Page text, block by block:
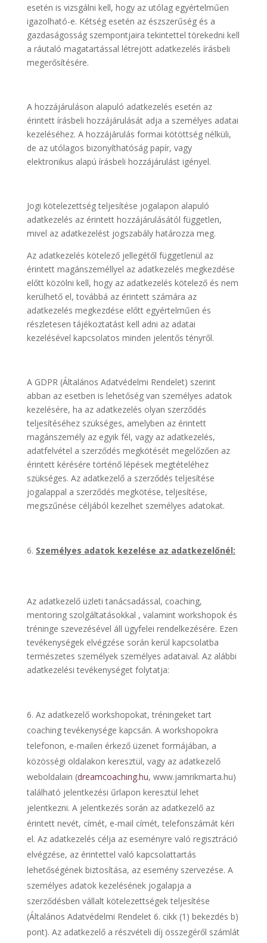
esetén is vizsgálni kell, hogy az utólag egyértelműen
igazolható-e. Kétség esetén az észszerűség és a
gazdaságosság szempontjaira tekintettel törekedni kell
a ráutaló magatartással létrejött adatkezelés írásbeli
megerősítésére.
A hozzájáruláson alapuló adatkezelés esetén az
érintett írásbeli hozzájárulását adja a személyes adatai
kezeléséhez. A hozzájárulás formai kötöttség nélküli,
de az utólagos bizonyíthatóság papír, vagy
elektronikus alapú írásbeli hozzájárulást igényel.
Jogi kötelezettség teljesítése jogalapon alapuló
adatkezelés az érintett hozzájárulásától független,
mivel az adatkezelést jogszabály határozza meg.
Az adatkezelés kötelező jellegétől függetlenül az
érintett magánszeméllyel az adatkezelés megkezdése
előtt közölni kell, hogy az adatkezelés kötelező és nem
kerülhető el, továbbá az érintett számára az
adatkezelés megkezdése előtt egyértelműen és
részletesen tájékoztatást kell adni az adatai
kezelésével kapcsolatos minden jelentős tényről.
A GDPR (Általános Adatvédelmi Rendelet) szerint
abban az esetben is lehetőség van személyes adatok
kezelésére, ha az adatkezelés olyan szerződés
teljesítéséhez szükséges, amelyben az érintett
magánszemély az egyik fél, vagy az adatkezelés,
adatfelvétel a szerződés megkötését megelőzően az
érintett kérésére történő lépések megtételéhez
szükséges. Az adatkezelő a szerződés teljesítése
jogalappal a szerződés megkötése, teljesítése,
megszűnése céljából kezelhet személyes adatokat.
Személyes adatok kezelése az adatkezelőnél:
Az adatkezelő üzleti tanácsadással, coaching,
mentoring szolgáltatásokkal , valamint workshopok és
tréninge szevezésével áll ügyfelei rendelkezésére. Ezen
tevékenységek elvégzése során kerül kapcsolatba
természetes személyek személyes adataival. Az alábbi
adatkezelési tevékenységet folytatja:
Az adatkezelő workshopokat, tréningeket tart
coaching tevékenysége kapcsán. A workshopokra
telefonon, e-mailen érkező üzenet formájában, a
közösségi oldalakon keresztül, vagy az adatkezelő
weboldalain (dreamcoaching.hu, www.jamrikmarta.hu)
található jelentkezési űrlapon keresztül lehet
jelentkezni. A jelentkezés során az adatkezelő az
érintett nevét, címét, e-mail címét, telefonszámát kéri
el. Az adatkezelés célja az eseményre való regisztráció
elvégzése, az érintettel való kapcsolattartás
lehetőségének biztosítása, az esemény szervezése. A
személyes adatok kezelésének jogalapja a
szerződésben vállalt kötelezettségek teljesítése
(Általános Adatvédelmi Rendelet 6. cikk (1) bekezdés b)
pont). Az adatkezelő a részvételi díj összegéről számlát